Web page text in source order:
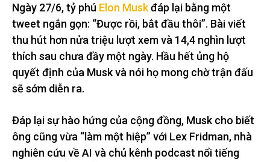
Ngày 27/6, tỷ phú Elon Muskđáp lại bằng một
tweet ngắn gọn: “Được rồi, bắt đầu thôi”. Bài viết
thu hút hơn nửa triệu lượt xem và 14,4 nghìn lượt
thích sau chưa đầy một ngày. Hầu hết ủng hộ
quyết định của Musk và nói họ mong chờ trận đấu
sẽ sớm diễn ra.
Đáp lại sự hào hứng của cộng đồng, Musk cho biết
ông cũng vừa “làm một hiệp” với Lex Fridman, nhà
nghiên cứu về AI và chủ kênh podcast nổi tiếng